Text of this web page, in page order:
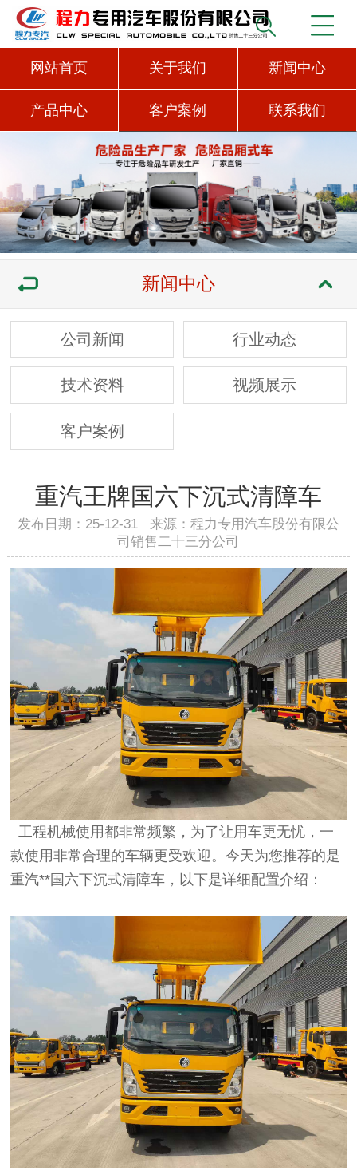
网站首页 关于我们 新闻中心
产品中心 客户案例 联系我们
新闻中心
公司新闻 行业动态
技术资料 视频展示
客户案例
重汽王牌国六下沉式清障车
发布日期：25-12-31 来源：程力专用汽车股份有限公
司销售二十三分公司
工程机械使用都非常频繁，为了让用车更无忧，一
款使用非常合理的车辆更受欢迎。今天为您推荐的是
重汽**国六下沉式清障车，以下是详细配置介绍：